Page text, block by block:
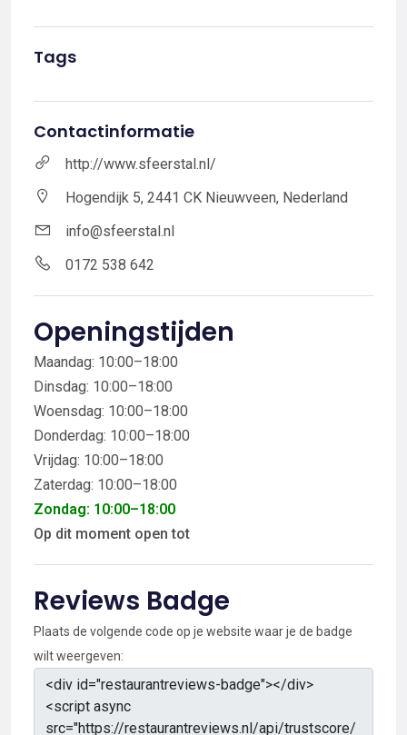
Tags
Contactinformatie
http://www.sfeerstal.nl/
Hogendijk 5, 2441 CK Nieuwveen, Nederland
info@sfeerstal.nl
0172 538 642
Openingstijden
Maandag: 10:00–18:00
Dinsdag: 10:00–18:00
Woensdag: 10:00–18:00
Donderdag: 10:00–18:00
Vrijdag: 10:00–18:00
Zaterdag: 10:00–18:00
Zondag: 10:00–18:00
Op dit moment open tot
Reviews Badge
Plaats de volgende code op je website waar je de badge
wilt weergeven: